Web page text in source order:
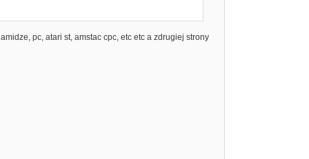
pc, atari st, amstac cpc, etc etc a zdrugiej strony